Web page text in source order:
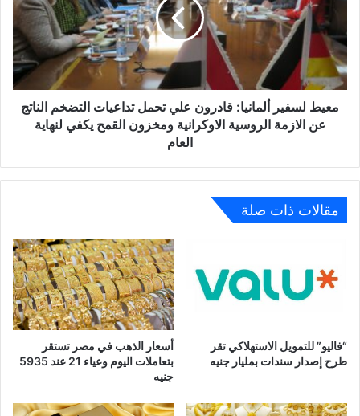
قادرون
تحمل
تداعيات
التضخم
الناتج
عن
الازمة
ومخزون
يكفي
لنهاية
معيط لسفير ألمانيا: قادرون علي تحمل تداعيات التضخم الناتج
عن الازمة الروسية الاوكرانية ومخزون القمح يكفي لنهاية
العام
مقالات ذات صلة
“فاليو” للتمويل الاستهلاكي تقر
طرح إصدار سندات بمليار جنيه
أسعار الذهب في مصر تستقر
بتعاملات اليوم وعياء 21 عند 5935
جنيه